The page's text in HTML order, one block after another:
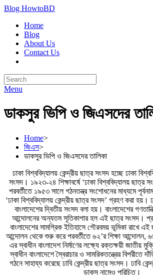
Blog HowtoBD
Home
Blog
About Us
Contact Us
Menu
ডাকসুর ভিপি ও জিএসদের
Home>
জিএস>
ডাকসুর ভিপি ও জিএসদের তালিকা
ঢাকা বিশ্ববিদ্যালয় কেন্দ্রীয় ছাত্র সংসদ হচ্ছে ঢাকা
সংসদ। ১৯২৩-২৪ শিক্ষাবর্ষে ‘ঢাকা বিশ্ববিদ্যালয় ছাত্র
পরবর্তীতে ১৯৫৩ সালে গঠনতন্ত্র সংশোধনের মাধ্যমে
‘ঢাকা বিশ্ববিদ্যালয় কেন্দ্রীয় ছাত্র সংসদ’ গ্রহণ করা হয়।
বাংলাদেশের দ্বিতীয় সংসদ বলা হয়। বাংলাদেশের
আন্দোলনের অন্যতম সূতিকাগার হল এই ছাত্র সংসদ।
বাংলাদেশের সামগ্রিক ইতিহাসে গৌরবময় ভূমিকা রাখে
আন্দোলন থেকে শুরু করে পরবর্তীতে ৬২’র শিক্ষা
এর স্বাধীন বাংলাদেশ নির্মাণের লক্ষ্যে রক্তক্ষয়ী জাতীয়
স্বাধীন বাংলাদেশে স্বৈরাচার ও সামরিকতন্ত্রের বিপরীতে
গঠনে সাহায্য করেছে ঢাবি কেন্দ্রীয় ছাত্র সংসদ। ঢাবি
ডাকসু নামেও পরিচিত।